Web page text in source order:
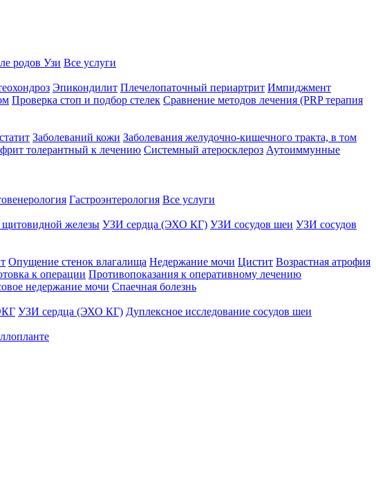
родов Узи Все услуги
Эпикондилит Плечелопаточный периартрит Импиджмент
Проверка стоп и подбор стелек Сравнение методов лечения (PRP терапия
Заболеваний кожи Заболевания желудочно-кишечного тракта, в том
толерантный к лечению Системный атеросклероз Аутоиммунные
Гастроэнтерология Все услуги
железы УЗИ сердца (ЭХО КГ) УЗИ сосудов шеи УЗИ сосудов
Опущение стенок влагалища Недержание мочи Цистит Возрастная атрофия
к операции Противопоказания к оперативному лечению
недержание мочи Спаечная болезнь
УЗИ сердца (ЭХО КГ) Дуплексное исследование сосудов шеи